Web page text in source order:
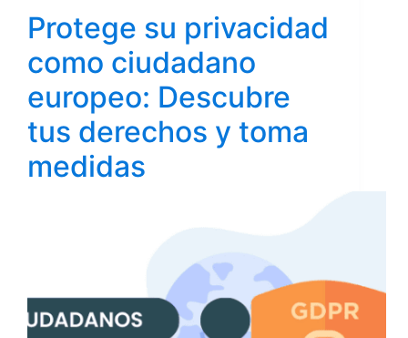
Protege su privacidad
como ciudadano
europeo: Descubre
tus derechos y toma
medidas